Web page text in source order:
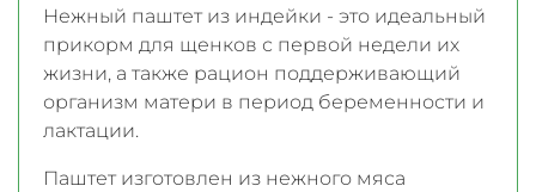
Нежный паштет из индейки - это идеальный
прикорм для щенков с первой недели их
жизни, а также рацион поддерживающий
организм матери в период беременности и
лактации.
Паштет изготовлен из нежного мяса